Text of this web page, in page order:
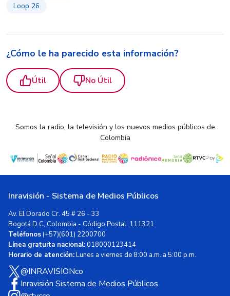
Loop 26
¿Cómo le ha parecido esta información?
Útil No Útil
Somos la radio, la televisión y los nuevos medios públicos de
Colombia
Inravisión - Sistema de Medios Públicos
Av. El Dorado Cr. 45 # 26 - 33
Bogotá D.C, Colombia - Código Postal: 111321
Teléfonos(+57)(601) 2200700
Línea gratuita nacional:018000123414
Horario de atención:Lunes a viernes de 8:00 a.m. a 5:00 p.m.
@INRAVISIONco
Inravisión Sistema de Medios Públicos